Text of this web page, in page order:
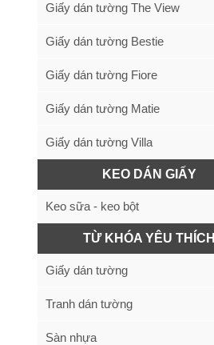
Giấy dán tường The View
Giấy dán tường Bestie
Giấy dán tường Fiore
Giấy dán tường Matie
Giấy dán tường Villa
KEO DÁN GIẤY
Keo sữa - keo bột
TỪ KHÓA YÊU THÍCH
Giấy dán tường
Tranh dán tường
Sàn nhựa